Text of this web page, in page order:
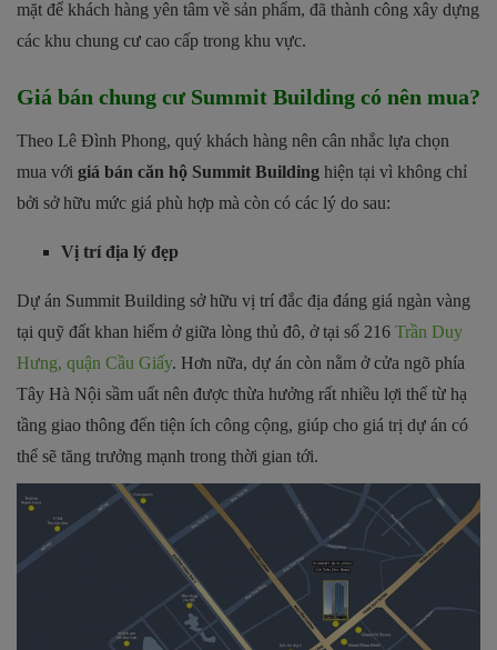
mặt để khách hàng yên tâm về sản phẩm, đã thành công xây dựng
các khu chung cư cao cấp trong khu vực.
Giá bán chung cư Summit Building có nên mua?
Theo Lê Đình Phong, quý khách hàng nên cân nhắc lựa chọn
mua với giá bán căn hộ Summit Building hiện tại vì không chỉ
bởi sở hữu mức giá phù hợp mà còn có các lý do sau:
Vị trí địa lý đẹp
Dự án Summit Building sở hữu vị trí đắc địa đáng giá ngàn vàng
tại quỹ đất khan hiếm ở giữa lòng thủ đô, ở tại số 216 Trần Duy
Hưng, quận Cầu Giấy. Hơn nữa, dự án còn nằm ở cửa ngõ phía
Tây Hà Nội sầm uất nên được thừa hưởng rất nhiều lợi thế từ hạ
tầng giao thông đến tiện ích công cộng, giúp cho giá trị dự án có
thể sẽ tăng trưởng mạnh trong thời gian tới.